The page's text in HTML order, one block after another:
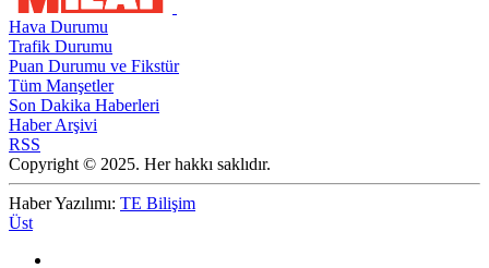
Hava Durumu
Trafik Durumu
Puan Durumu ve Fikstür
Tüm Manşetler
Son Dakika Haberleri
Haber Arşivi
RSS
Copyright © 2025. Her hakkı saklıdır.
Haber Yazılımı: TE Bilişim
Üst